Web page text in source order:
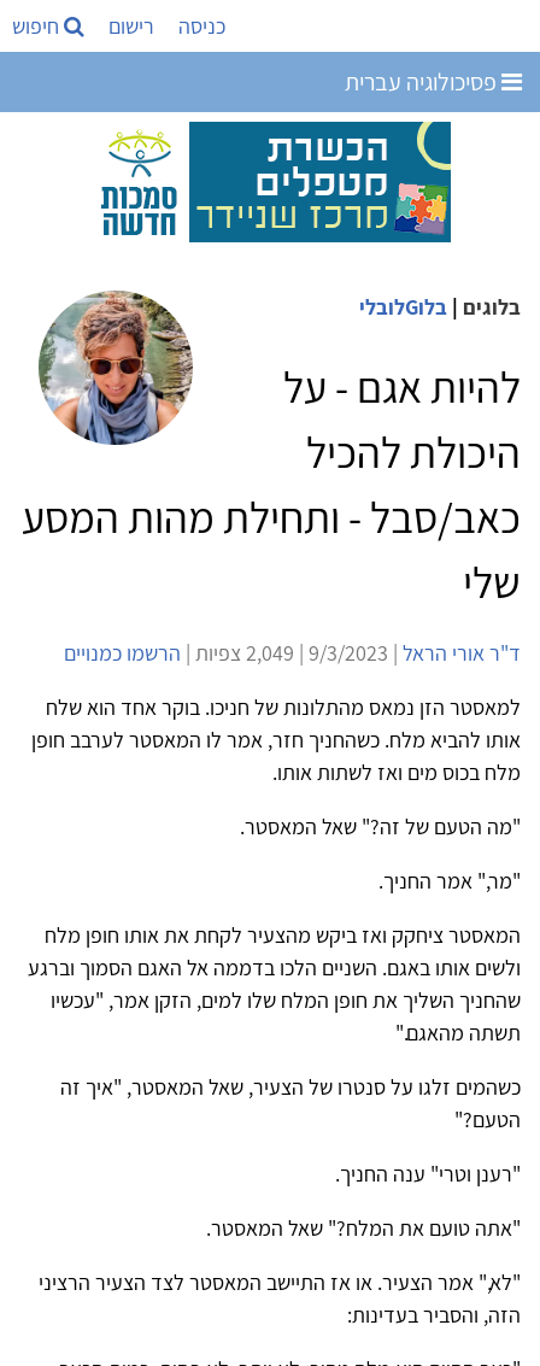
כניסה רישום חיפוש
פסיכולוגיה עברית
בלוגים | בלוGלובלי
להיות אגם - על
היכולת להכיל
כאב/סבל - ותחילת מהות המסע
שלי
ד"ר אורי הראל | 9/3/2023 | 2,049 צפיות |
הרשמו כמנויים
למאסטר הזן נמאס מהתלונות של חניכו. בוקר אחד הוא שלח
אותו להביא מלח. כשהחניך חזר, אמר לו המאסטר לערבב חופן
מלח בכוס מים ואז לשתות אותו.
"מה הטעם של זה?" שאל המאסטר.
"מר," אמר החניך.
המאסטר ציחקק ואז ביקש מהצעיר לקחת את אותו חופן מלח
ולשים אותו באגם. השניים הלכו בדממה אל האגם הסמוך וברגע
שהחניך השליך את חופן המלח שלו למים, הזקן אמר, "עכשיו
תשתה מהאגם."
כשהמים זלגו על סנטרו של הצעיר, שאל המאסטר, "איך זה
הטעם?"
"רענן וטרי" ענה החניך.
"אתה טועם את המלח?" שאל המאסטר.
"לא," אמר הצעיר. או אז התיישב המאסטר לצד הצעיר הרציני
הזה, והסביר בעדינות: